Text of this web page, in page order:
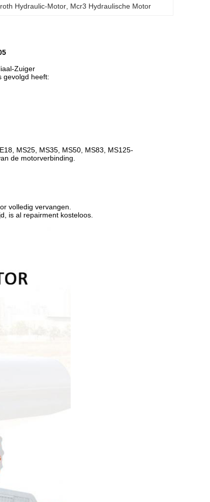
Hydraulic-Motor Mcr3 Hydraulische Motor
Zuiger
gevolgd heeft:
MS25, MS35, MS50, MS83, MS125-
de motorverbinding.
volledig vervangen.
is al repairment kosteloos.